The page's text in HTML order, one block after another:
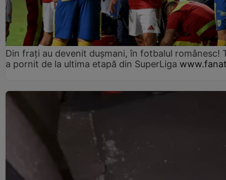
Din frați au devenit dușmani, în fotbalul românesc!
a pornit de la ultima etapă din SuperLiga